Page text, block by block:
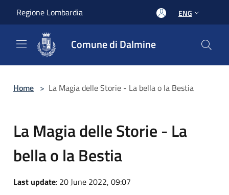
Regione Lombardia ENG
Comune di Dalmine
Home > La Magia delle Storie - La bella o la Bestia
La Magia delle Storie - La
bella o la Bestia
Last update: 20 June 2022, 09:07